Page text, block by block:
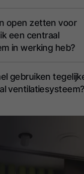
open zetten voor
een centraal
in werking heb?
gebruiken
ventilatiesysteem?